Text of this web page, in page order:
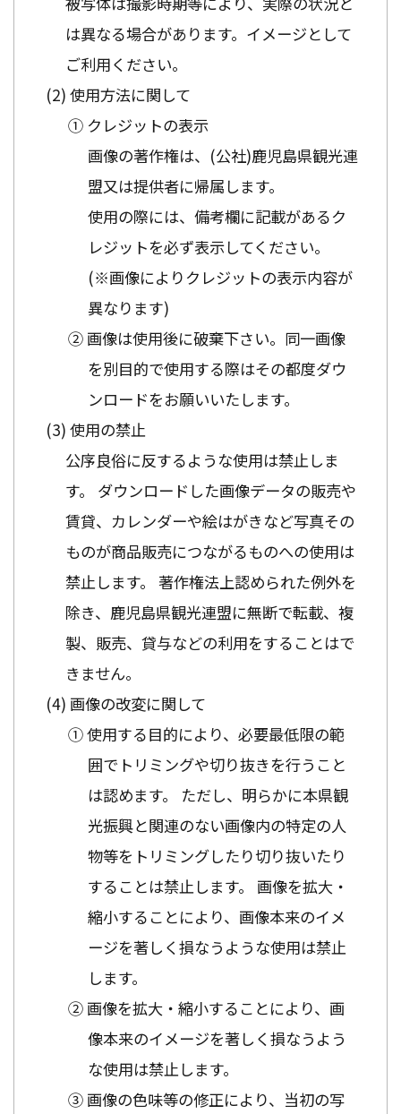
は異なる場合があります。イメージとして
ご利用ください。
使用方法に関して
① クレジットの表示
画像の著作権は、(公社)鹿児島県観光連
盟又は提供者に帰属します。
使用の際には、備考欄に記載があるク
レジットを必ず表示してください。
(※画像によりクレジットの表示内容が
異なります)
② 画像は使用後に破棄下さい。同一画像
を別目的で使用する際はその都度ダウ
ンロードをお願いいたします。
使用の禁止
公序良俗に反するような使用は禁止しま
す。 ダウンロードした画像データの販売や
賃貸、カレンダーや絵はがきなど写真その
ものが商品販売につながるものへの使用は
禁止します。 著作権法上認められた例外を
除き、鹿児島県観光連盟に無断で転載、複
製、販売、貸与などの利用をすることはで
きません。
画像の改変に関して
① 使用する目的により、必要最低限の範
囲でトリミングや切り抜きを行うこと
は認めます。 ただし、明らかに本県観
光振興と関連のない画像内の特定の人
物等をトリミングしたり切り抜いたり
することは禁止します。 画像を拡大・
縮小することにより、画像本来のイメ
ージを著しく損なうような使用は禁止
します。
② 画像を拡大・縮小することにより、画
像本来のイメージを著しく損なうよう
な使用は禁止します。
③ 画像の色味等の修正により、当初の写